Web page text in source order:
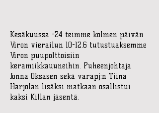
Kesäkuussa -24 teimme kolmen päivän
Viron vierailun 10-12.6 tutustuaksemme
Viron puupolttoisiin
keramiikkauuneihin. Puheenjohtaja
Jonna Oksasen sekä varapj:n Tiina
Harjolan lisäksi matkaan osallistui
kaksi Killan jäsentä.